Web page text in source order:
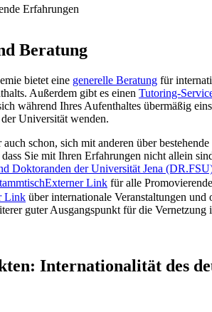
Erfahrungen
Beratung
bietet eine generelle Beratung für
Außerdem gibt es einen Tutoring-
während Ihres Aufenthaltes übermäßig
der Universität wenden.
schon, sich mit anderen über
Sie mit Ihren Erfahrungen nicht allein
Doktoranden der Universität Jena
Externer Link für alle
Link über internationale Veranstaltungen
guter Ausgangspunkt für die Vernetzung
Internationalität des